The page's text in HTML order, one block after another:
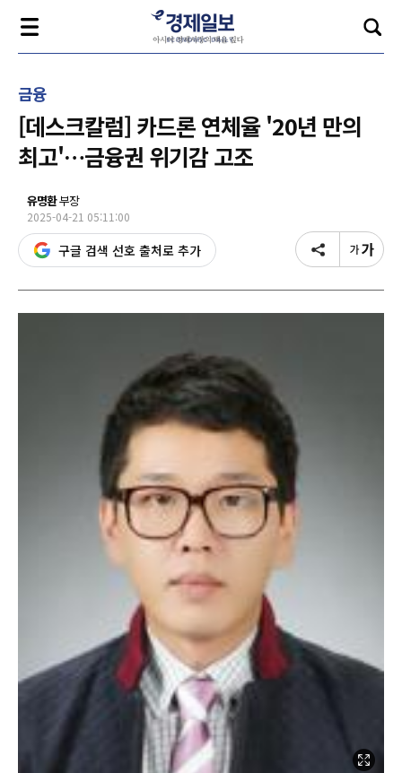
금융
[데스크칼럼] 카드론 연체율 '20년 만의
최고'…금융권 위기감 고조
유명환부장
2025-04-21 05:11:00
구글 검색 선호 출처로 추가